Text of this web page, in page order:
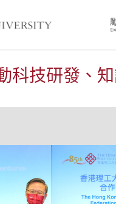
科技研發、